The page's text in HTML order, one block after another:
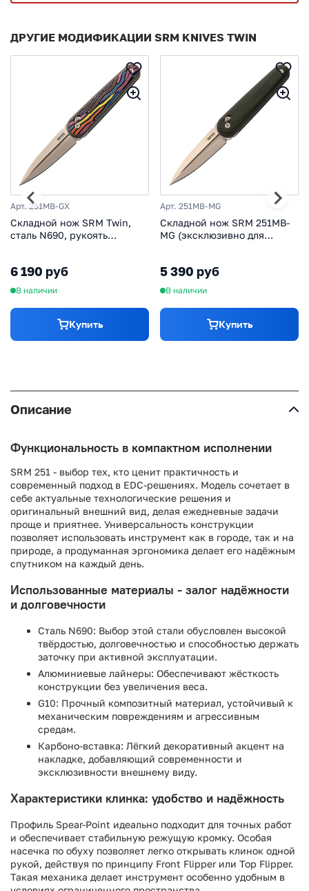
ДРУГИЕ МОДИФИКАЦИИ SRM KNIVES TWIN
Арт. 251MB-GX
Складной нож SRM Twin,
сталь N690, рукоять
6 190 руб
В наличии
Купить
Арт. 251MB-MG
Складной нож SRM 251MB-
MG (эксклюзивно для
5 390 руб
В наличии
Купить
Описание
Функциональность в компактном исполнении
SRM 251 - выбор тех, кто ценит практичность и
современный подход в EDC-решениях. Модель сочетает в
себе актуальные технологические решения и
оригинальный внешний вид, делая ежедневные задачи
проще и приятнее. Универсальность конструкции
позволяет использовать инструмент как в городе, так и на
природе, а продуманная эргономика делает его надёжным
спутником на каждый день.
Использованные материалы - залог надёжности
и долговечности
Сталь N690: Выбор этой стали обусловлен высокой
твёрдостью, долговечностью и способностью держать
заточку при активной эксплуатации.
Алюминиевые лайнеры: Обеспечивают жёсткость
конструкции без увеличения веса.
G10: Прочный композитный материал, устойчивый к
механическим повреждениям и агрессивным
средам.
Карбоно-вставка: Лёгкий декоративный акцент на
накладке, добавляющий современности и
эксклюзивности внешнему виду.
Характеристики клинка: удобство и надёжность
Профиль Spear-Point идеально подходит для точных работ
и обеспечивает стабильную режущую кромку. Особая
насечка по обуху позволяет легко открывать клинок одной
рукой, действуя по принципу Front Flipper или Top Flipper.
Такая механика делает инструмент особенно удобным в